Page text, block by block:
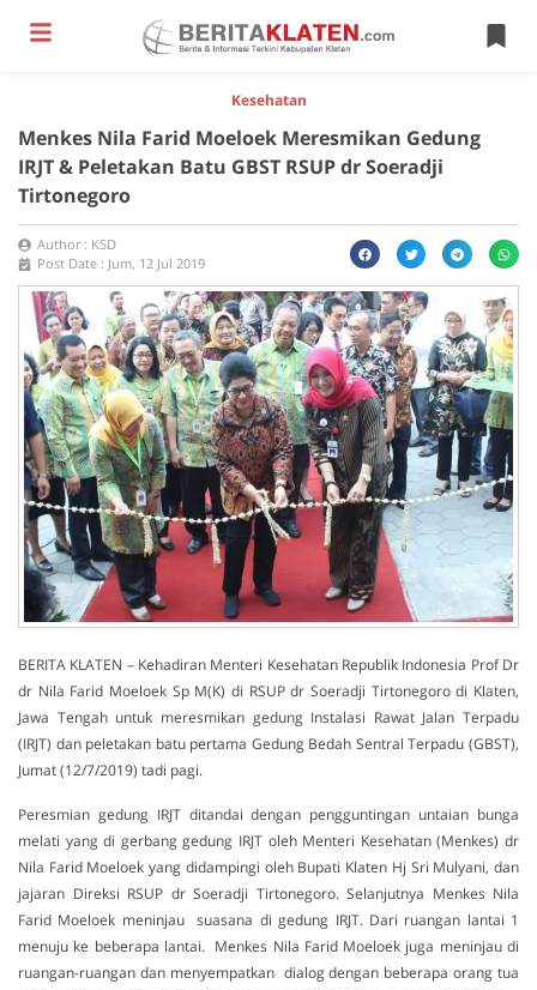
Kesehatan
Menkes Nila Farid Moeloek Meresmikan Gedung
IRJT & Peletakan Batu GBST RSUP dr Soeradji
Tirtonegoro
Author : KSD
Post Date : Jum, 12 Jul 2019
BERITA KLATEN – Kehadiran Menteri Kesehatan Republik Indonesia Prof Dr
dr Nila Farid Moeloek Sp M(K) di RSUP dr Soeradji Tirtonegoro di Klaten,
Jawa Tengah untuk meresmikan gedung Instalasi Rawat Jalan Terpadu
(IRJT) dan peletakan batu pertama Gedung Bedah Sentral Terpadu (GBST),
Jumat (12/7/2019) tadi pagi.
Peresmian gedung IRJT ditandai dengan pengguntingan untaian bunga
melati yang di gerbang gedung IRJT oleh Menteri Kesehatan (Menkes) dr
Nila Farid Moeloek yang didampingi oleh Bupati Klaten Hj Sri Mulyani, dan
jajaran Direksi RSUP dr Soeradji Tirtonegoro. Selanjutnya Menkes Nila
Farid Moeloek meninjau suasana di gedung IRJT. Dari ruangan lantai 1
menuju ke beberapa lantai. Menkes Nila Farid Moeloek juga meninjau di
ruangan-ruangan dan menyempatkan dialog dengan beberapa orang tua